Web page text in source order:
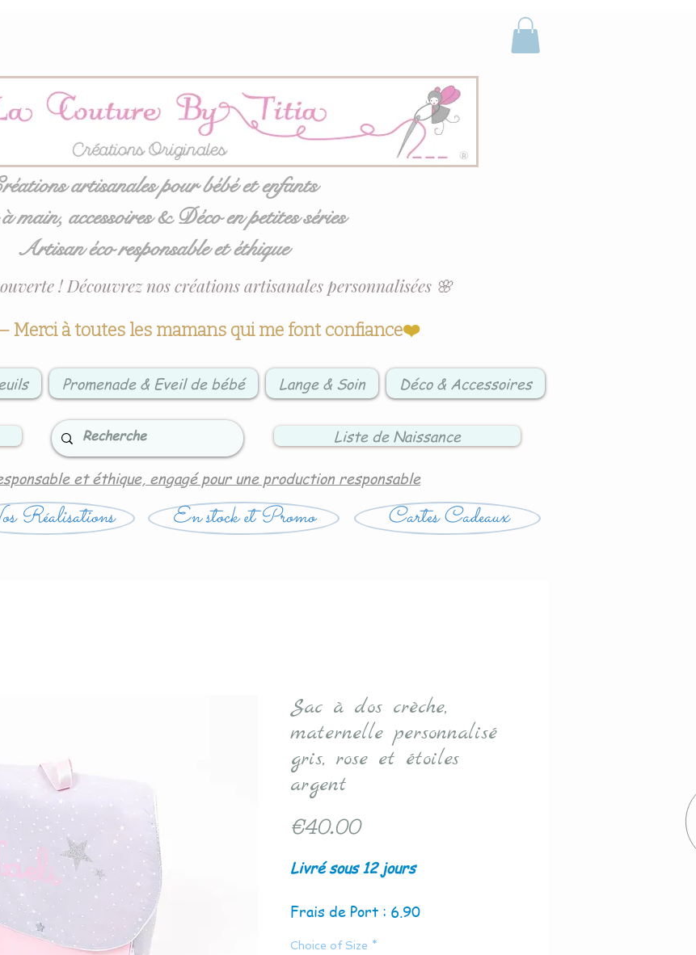
artisanales pour bébé et enfants
main, accessoires & Déco en petites séries
Artisan éco responsable et éthique
Merci à toutes les mamans qui me font confiance❤️
! Découvrez nos créations artisanales personnalisées 🌸
Promenade & Eveil de bébé Lange & Soin Déco & Accessoires
Liste de Naissance
et éthique, engagé pour une production responsable
Réalisations En stock et Promo Cartes Cadeaux
Sac à dos crèche,
maternelle personnalisé
gris, rose et étoiles
argent
€40.00Price
Livré sous 12 jours
Frais de Port : 6.90
Choice of Size *